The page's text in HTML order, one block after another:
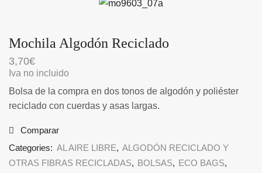
Mochila Algodón Reciclado
3,70€
Iva no incluido
Bolsa de la compra en dos tonos de algodón y poliéster
reciclado con cuerdas y asas largas.
Comparar
Categories: AL AIRE LIBRE, ALGODÓN RECICLADO Y
OTRAS FIBRAS RECICLADAS, BOLSAS, ECO BAGS,